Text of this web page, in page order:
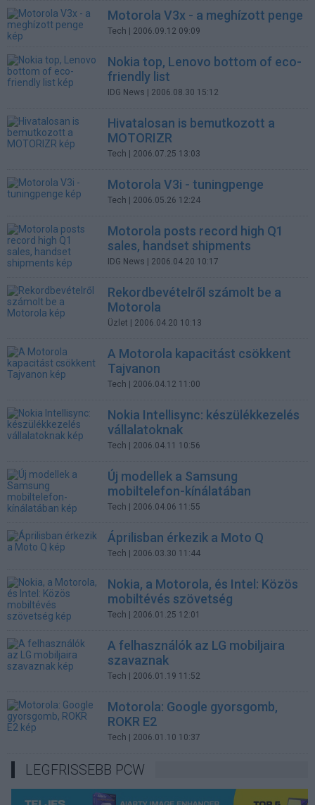
Motorola V3x - a meghízott penge
Tech | 2006.09.12 09:09
Nokia top, Lenovo bottom of eco-
friendly list
IDG News | 2006.08.30 15:12
Hivatalosan is bemutkozott a
MOTORIZR
Tech | 2006.07.25 13:03
Motorola V3i - tuningpenge
Tech | 2006.05.26 12:24
Motorola posts record high Q1
sales, handset shipments
IDG News | 2006.04.20 10:17
Rekordbevételről számolt be a
Motorola
Üzlet | 2006.04.20 10:13
A Motorola kapacitást csökkent
Tajvanon
Tech | 2006.04.12 11:00
Nokia Intellisync: készülékkezelés
vállalatoknak
Tech | 2006.04.11 10:56
Új modellek a Samsung
mobiltelefon-kínálatában
Tech | 2006.04.06 11:55
Áprilisban érkezik a Moto Q
Tech | 2006.03.30 11:44
Nokia, a Motorola, és Intel: Közös
mobiltévés szövetség
Tech | 2006.01.25 12:01
A felhasználók az LG mobiljaira
szavaznak
Tech | 2006.01.19 11:52
Motorola: Google gyorsgomb,
ROKR E2
Tech | 2006.01.10 10:37
LEGFRISSEBB PCW